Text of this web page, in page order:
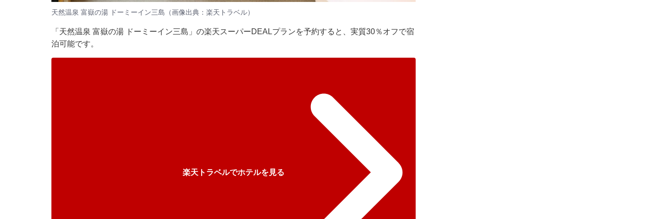
天然温泉 富嶽の湯 ドーミーイン三島（画像出典：楽天トラベル）
「天然温泉 富嶽の湯 ドーミーイン三島」の楽天スーパーDEALプランを予約すると、実質30％オフで宿
泊可能です。
楽天トラベルでホテルを見る